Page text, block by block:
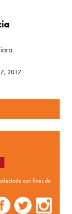
2017
con fines de